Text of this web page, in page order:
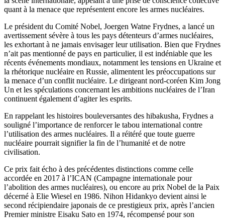
quant à la menace que représentent encore les armes nucléaires.
Le président du Comité Nobel, Joergen Watne Frydnes, a lancé un
avertissement sévère à tous les pays détenteurs d’armes nucléaires,
les exhortant à ne jamais envisager leur utilisation. Bien que Frydnes
n’ait pas mentionné de pays en particulier, il est indéniable que les
récents événements mondiaux, notamment les tensions en Ukraine et
la rhétorique nucléaire en Russie, alimentent les préoccupations sur
la menace d’un conflit nucléaire. Le dirigeant nord-coréen Kim Jong
Un et les spéculations concernant les ambitions nucléaires de l’Iran
continuent également d’agiter les esprits.
En rappelant les histoires bouleversantes des hibakusha, Frydnes a
souligné l’importance de renforcer le tabou international contre
l’utilisation des armes nucléaires. Il a réitéré que toute guerre
nucléaire pourrait signifier la fin de l’humanité et de notre
civilisation.
Ce prix fait écho à des précédentes distinctions comme celle
accordée en 2017 à l’ICAN (Campagne internationale pour
l’abolition des armes nucléaires), ou encore au prix Nobel de la Paix
décerné à Elie Wiesel en 1986. Nihon Hidankyo devient ainsi le
second récipiendaire japonais de ce prestigieux prix, après l’ancien
Premier ministre Eisaku Sato en 1974, récompensé pour son